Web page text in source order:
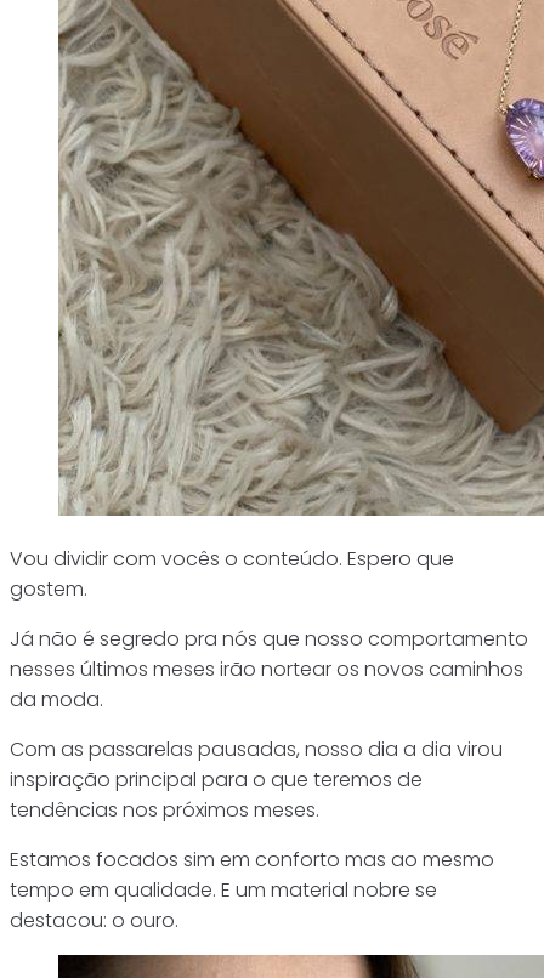
Vou dividir com vocês o conteúdo. Espero que
gostem.
Já não é segredo pra nós que nosso comportamento
nesses últimos meses irão nortear os novos caminhos
da moda.
Com as passarelas pausadas, nosso dia a dia virou
inspiração principal para o que teremos de
tendências nos próximos meses.
Estamos focados sim em conforto mas ao mesmo
tempo em qualidade. E um material nobre se
destacou: o ouro.